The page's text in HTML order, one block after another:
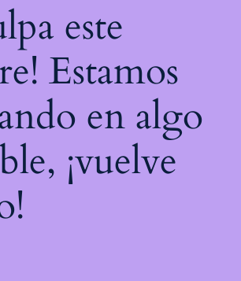
este
Estamos
en algo
¡vuelve